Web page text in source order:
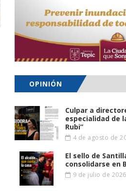
OPINIÓN
Culpar a
especialidad de
Rubi”
4 de agosto de
El sello de
consolidarse en
9 de julio de 2026